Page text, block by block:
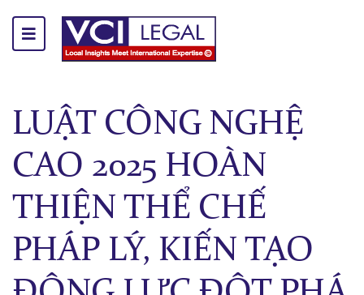
LUẬT CÔNG NGHỆ
CAO 2025 HOÀN
THIỆN THỂ CHẾ
PHÁP LÝ, KIẾN TẠO